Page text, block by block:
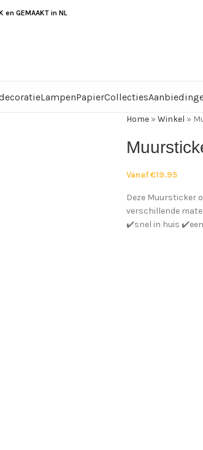
GEMAAKT in NL
LampenPapierCollecties
Home» Winkel »
Vanaf€19.95
Deze Muursticker
verschillende
✔️snel in huis